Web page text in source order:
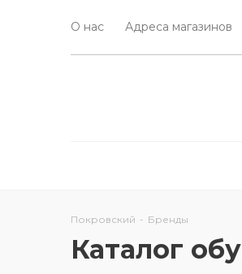
О нас Адреса магазинов
Покровский - Бренды
Каталог